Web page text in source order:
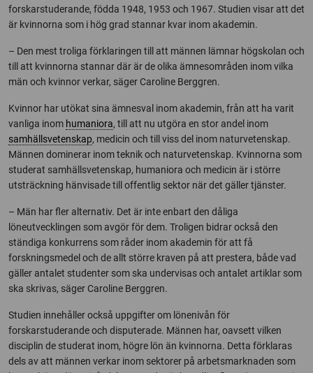
forskarstuderande, födda 1948, 1953 och 1967. Studien visar att det
är kvinnorna som i hög grad stannar kvar inom akademin.
– Den mest troliga förklaringen till att männen lämnar högskolan och
till att kvinnorna stannar där är de olika ämnesområden inom vilka
män och kvinnor verkar, säger Caroline Berggren.
Kvinnor har utökat sina ämnesval inom akademin, från att ha varit
vanliga inom humaniora, till att nu utgöra en stor andel inom
samhällsvetenskap, medicin och till viss del inom naturvetenskap.
Männen dominerar inom teknik och naturvetenskap. Kvinnorna som
studerat samhällsvetenskap, humaniora och medicin är i större
utsträckning hänvisade till offentlig sektor när det gäller tjänster.
– Män har fler alternativ. Det är inte enbart den dåliga
löneutvecklingen som avgör för dem. Troligen bidrar också den
ständiga konkurrens som råder inom akademin för att få
forskningsmedel och de allt större kraven på att prestera, både vad
gäller antalet studenter som ska undervisas och antalet artiklar som
ska skrivas, säger Caroline Berggren.
Studien innehåller också uppgifter om lönenivån för
forskarstuderande och disputerade. Männen har, oavsett vilken
disciplin de studerat inom, högre lön än kvinnorna. Detta förklaras
dels av att männen verkar inom sektorer på arbetsmarknaden som